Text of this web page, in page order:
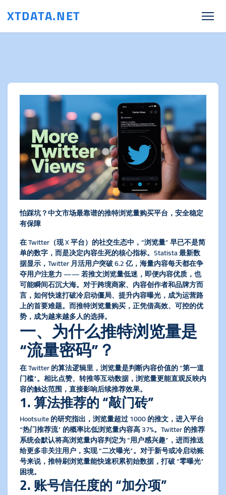
XTDATA.NET
怕踩坑？中文市场最靠谱的推特浏览量购买平台，安全稳定
有保障
在 Twitter（现 X 平台）的社交生态中，“浏览量” 早已不是简
单的数字，而是决定内容生死的核心指标。Statista 最新数
据显示，Twitter 月活用户突破 6.2 亿，海量内容每天都在争
夺用户注意力 —— 若推文浏览量低迷，即便内容优质，也
可能瞬间石沉大海。对于跨境商家、内容创作者和品牌方而
言，如何快速打破冷启动僵局、提升内容曝光，成为运营路
上的首要难题。而推特浏览量购买 ，正凭借高效、可控的优
势，成为越来越多人的选择。
一、为什么推特浏览量是
“流量密码”？
在 Twitter 的算法逻辑里，浏览量是判断内容价值的 “第一道
门槛”。相比点赞、转推等互动数据，浏览量更能直观反映内
容的触达范围，直接影响后续推荐效果。
1. 算法推荐的 “敲门砖”
Hootsuite 的研究指出，浏览量超过 1000 的推文，进入平台
“热门推荐流” 的概率比低浏览量内容高 37%。Twitter 的推荐
系统会默认将高浏览量内容判定为 “用户感兴趣”，进而推送
给更多非关注用户，实现 “二次曝光”。对于新号或冷启动账
号来说，推特刷浏览量能快速积累初始数据，打破 “零曝光”
困境。
2. 账号信任度的 “加分项”